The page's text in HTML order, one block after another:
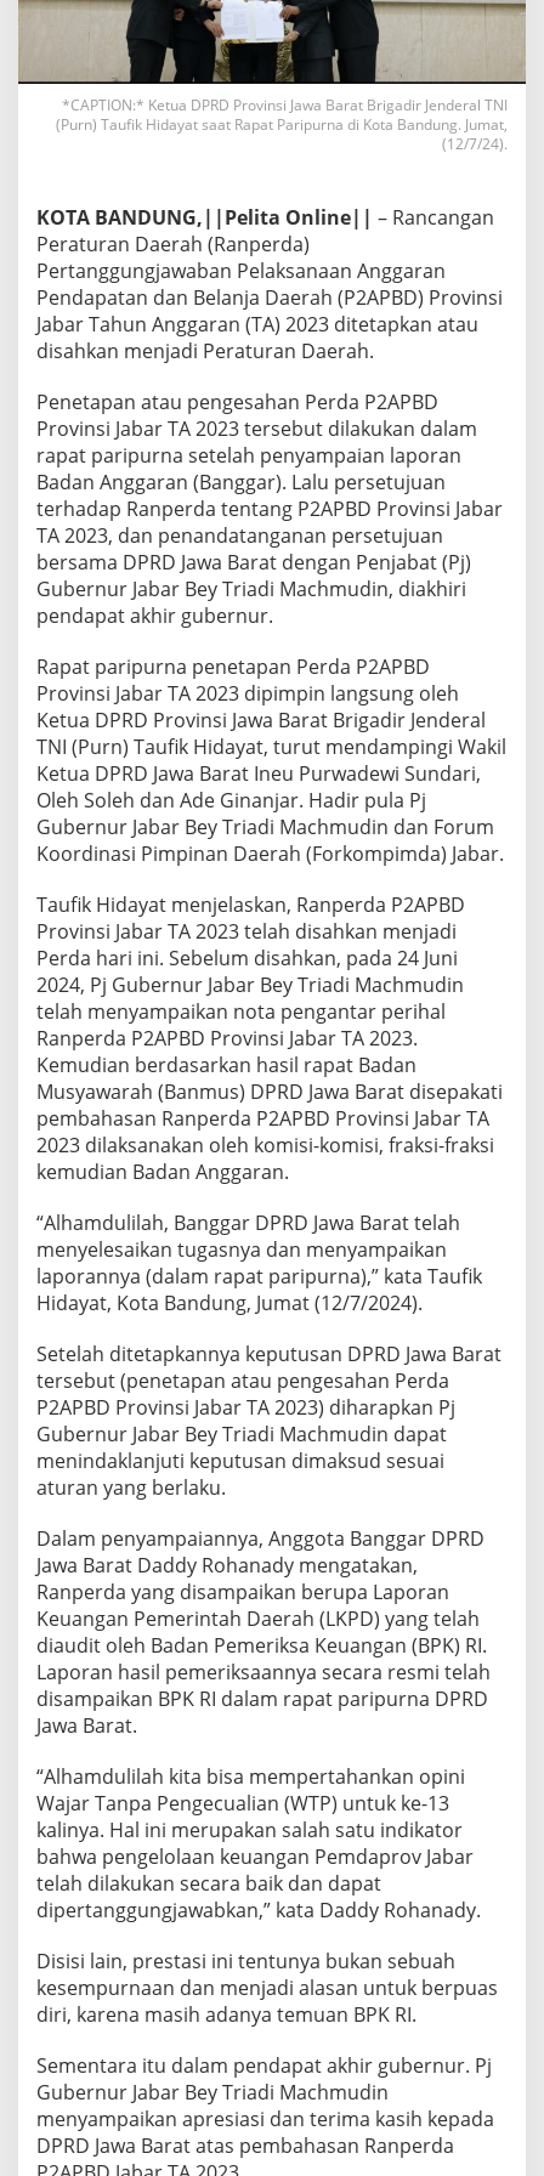
*CAPTION:* Ketua DPRD Provinsi Jawa Barat Brigadir Jenderal TNI
(Purn) Taufik Hidayat saat Rapat Paripurna di Kota Bandung. Jumat,
(12/7/24).
KOTA BANDUNG,||Pelita Online|| – Rancangan
Peraturan Daerah (Ranperda)
Pertanggungjawaban Pelaksanaan Anggaran
Pendapatan dan Belanja Daerah (P2APBD) Provinsi
Jabar Tahun Anggaran (TA) 2023 ditetapkan atau
disahkan menjadi Peraturan Daerah.
Penetapan atau pengesahan Perda P2APBD
Provinsi Jabar TA 2023 tersebut dilakukan dalam
rapat paripurna setelah penyampaian laporan
Badan Anggaran (Banggar). Lalu persetujuan
terhadap Ranperda tentang P2APBD Provinsi Jabar
TA 2023, dan penandatanganan persetujuan
bersama DPRD Jawa Barat dengan Penjabat (Pj)
Gubernur Jabar Bey Triadi Machmudin, diakhiri
pendapat akhir gubernur.
Rapat paripurna penetapan Perda P2APBD
Provinsi Jabar TA 2023 dipimpin langsung oleh
Ketua DPRD Provinsi Jawa Barat Brigadir Jenderal
TNI (Purn) Taufik Hidayat, turut mendampingi Wakil
Ketua DPRD Jawa Barat Ineu Purwadewi Sundari,
Oleh Soleh dan Ade Ginanjar. Hadir pula Pj
Gubernur Jabar Bey Triadi Machmudin dan Forum
Koordinasi Pimpinan Daerah (Forkompimda) Jabar.
Taufik Hidayat menjelaskan, Ranperda P2APBD
Provinsi Jabar TA 2023 telah disahkan menjadi
Perda hari ini. Sebelum disahkan, pada 24 Juni
2024, Pj Gubernur Jabar Bey Triadi Machmudin
telah menyampaikan nota pengantar perihal
Ranperda P2APBD Provinsi Jabar TA 2023.
Kemudian berdasarkan hasil rapat Badan
Musyawarah (Banmus) DPRD Jawa Barat disepakati
pembahasan Ranperda P2APBD Provinsi Jabar TA
2023 dilaksanakan oleh komisi-komisi, fraksi-fraksi
kemudian Badan Anggaran.
“Alhamdulilah, Banggar DPRD Jawa Barat telah
menyelesaikan tugasnya dan menyampaikan
laporannya (dalam rapat paripurna),” kata Taufik
Hidayat, Kota Bandung, Jumat (12/7/2024).
Setelah ditetapkannya keputusan DPRD Jawa Barat
tersebut (penetapan atau pengesahan Perda
P2APBD Provinsi Jabar TA 2023) diharapkan Pj
Gubernur Jabar Bey Triadi Machmudin dapat
menindaklanjuti keputusan dimaksud sesuai
aturan yang berlaku.
Dalam penyampaiannya, Anggota Banggar DPRD
Jawa Barat Daddy Rohanady mengatakan,
Ranperda yang disampaikan berupa Laporan
Keuangan Pemerintah Daerah (LKPD) yang telah
diaudit oleh Badan Pemeriksa Keuangan (BPK) RI.
Laporan hasil pemeriksaannya secara resmi telah
disampaikan BPK RI dalam rapat paripurna DPRD
Jawa Barat.
“Alhamdulilah kita bisa mempertahankan opini
Wajar Tanpa Pengecualian (WTP) untuk ke-13
kalinya. Hal ini merupakan salah satu indikator
bahwa pengelolaan keuangan Pemdaprov Jabar
telah dilakukan secara baik dan dapat
dipertanggungjawabkan,” kata Daddy Rohanady.
Disisi lain, prestasi ini tentunya bukan sebuah
kesempurnaan dan menjadi alasan untuk berpuas
diri, karena masih adanya temuan BPK RI.
Sementara itu dalam pendapat akhir gubernur. Pj
Gubernur Jabar Bey Triadi Machmudin
menyampaikan apresiasi dan terima kasih kepada
DPRD Jawa Barat atas pembahasan Ranperda